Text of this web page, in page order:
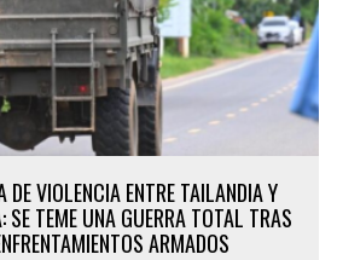
DE VIOLENCIA ENTRE TAILANDIA Y
SE TEME UNA GUERRA TOTAL TRAS
ARMADOS